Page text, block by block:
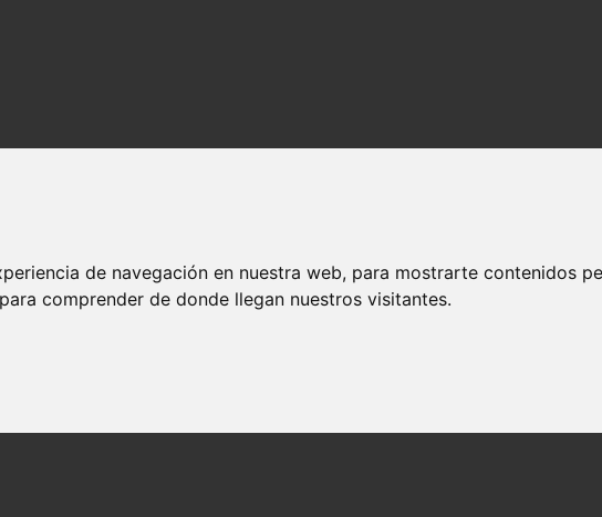
de navegación en nuestra web, para mostrarte contenidos
comprender de donde llegan nuestros visitantes.